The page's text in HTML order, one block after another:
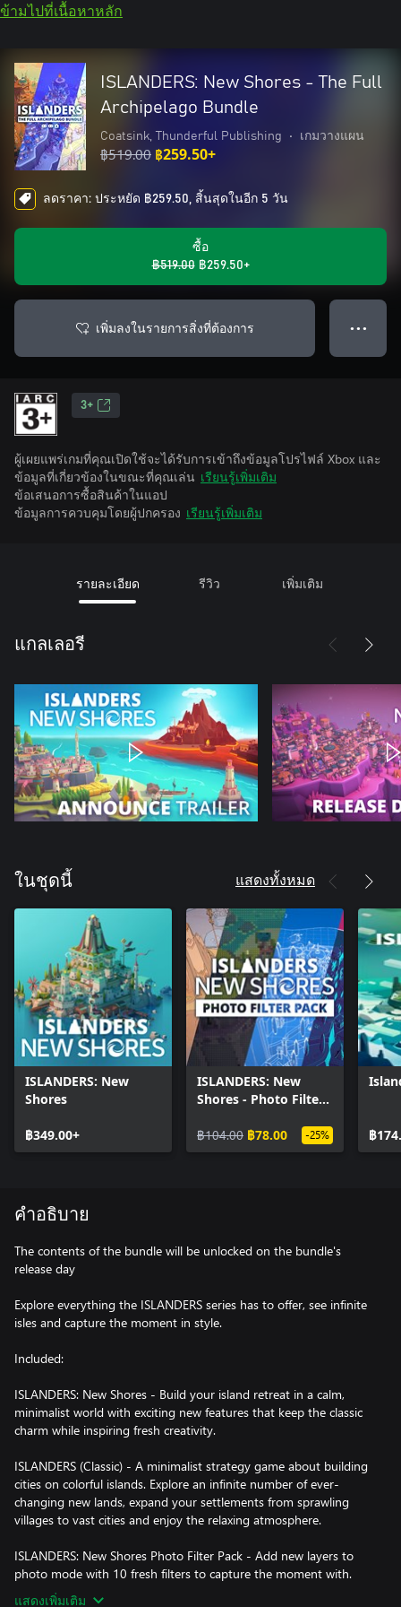
ข้ามไปที่เนื้อหาหลัก
ISLANDERS: New Shores - The Full
Archipelago Bundle
Coatsink, Thunderful Publishing • เกมวางแผน
฿519.00 ฿259.50+
ลดราคา: ประหยัด ฿259.50, สิ้นสุดในอีก 5 วัน
ซื้อ
฿519.00 ฿259.50+
เพิ่มลงในรายการสิ่งที่ต้องการ ● ● ●
3+
ผู้เผยแพร่เกมที่คุณเปิดใช้จะได้รับการเข้าถึงข้อมูลโปรไฟล์ Xbox และ
ข้อมูลที่เกี่ยวข้องในขณะที่คุณเล่น เรียนรู้เพิ่มเติม
ข้อเสนอการซื้อสินค้าในแอป
ข้อมูลการควบคุมโดยผู้ปกครอง เรียนรู้เพิ่มเติม
รายละเอียด รีวิว เพิ่มเติม
แกลเลอรี
ในชุดนี้ แสดงทั้งหมด
ISLANDERS: New
Shores
฿349.00+
ISLANDERS: New
Shores - Photo Filter
฿104.00 ฿78.00 -25% ฿
คำอธิบาย
The contents of the bundle will be unlocked on the bundle's
release day
Explore everything the ISLANDERS series has to offer, see infinite
isles and capture the moment in style.
Included:
ISLANDERS: New Shores - Build your island retreat in a calm,
minimalist world with exciting new features that keep the classic
charm while inspiring fresh creativity.
ISLANDERS (Classic) - A minimalist strategy game about building
cities on colorful islands. Explore an infinite number of ever-
changing new lands, expand your settlements from sprawling
villages to vast cities and enjoy the relaxing atmosphere.
ISLANDERS: New Shores Photo Filter Pack - Add new layers to
photo mode with 10 fresh filters to capture the moment with.
แสดงเพิ่มเติม